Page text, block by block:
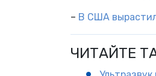
– В США
ЧИТАЙТЕ